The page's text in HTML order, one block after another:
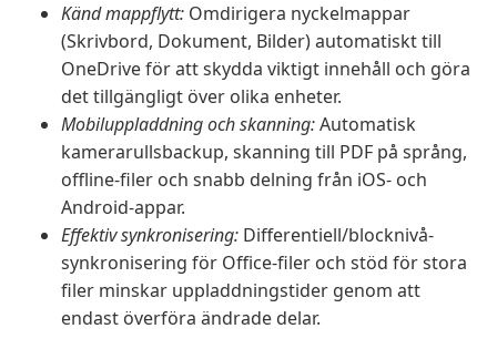
Känd mappflytt: Omdirigera nyckelmappar
(Skrivbord, Dokument, Bilder) automatiskt till
OneDrive för att skydda viktigt innehåll och göra
det tillgängligt över olika enheter.
Mobiluppladdning och skanning:Automatisk
kamerarullsbackup, skanning till PDF på språng,
offline-filer och snabb delning från iOS- och
Android-appar.
Effektiv synkronisering: Differentiell/blocknivå-
synkronisering för Office-filer och stöd för stora
filer minskar uppladdningstider genom att
endast överföra ändrade delar.